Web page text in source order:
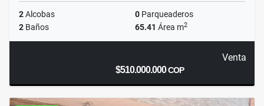
2Alcobas 0 Parqueaderos
2 Baños 65.41 Área m2
Venta
$510.000.000COP